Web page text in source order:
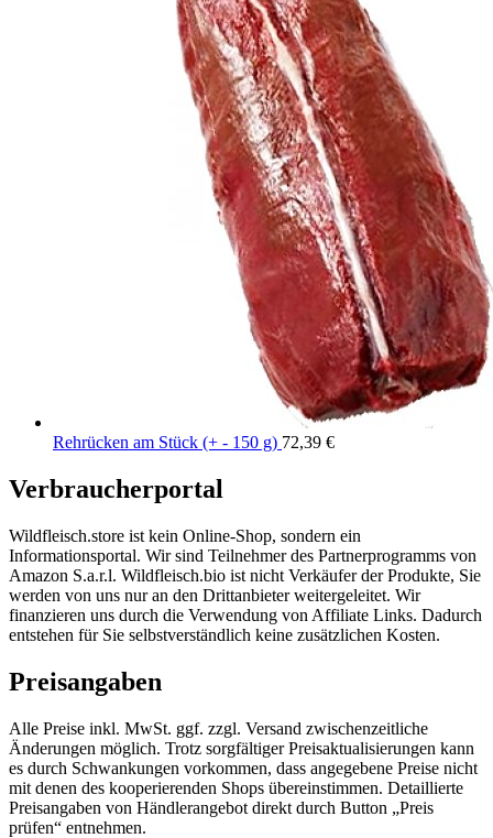
Rehrücken am Stück (+ - 150 g) 72,39 €
Verbraucherportal
Wildfleisch.store ist kein Online-Shop, sondern ein
Informationsportal. Wir sind Teilnehmer des Partnerprogramms von
Amazon S.a.r.l. Wildfleisch.bio ist nicht Verkäufer der Produkte, Sie
werden von uns nur an den Drittanbieter weitergeleitet. Wir
finanzieren uns durch die Verwendung von Affiliate Links. Dadurch
entstehen für Sie selbstverständlich keine zusätzlichen Kosten.
Preisangaben
Alle Preise inkl. MwSt. ggf. zzgl. Versand zwischenzeitliche
Änderungen möglich. Trotz sorgfältiger Preisaktualisierungen kann
es durch Schwankungen vorkommen, dass angegebene Preise nicht
mit denen des kooperierenden Shops übereinstimmen. Detaillierte
Preisangaben von Händlerangebot direkt durch Button „Preis
prüfen“ entnehmen.